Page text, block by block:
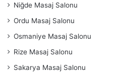
Niğde Masaj Salonu
Ordu Masaj Salonu
Osmaniye Masaj Salonu
Rize Masaj Salonu
Sakarya Masaj Salonu